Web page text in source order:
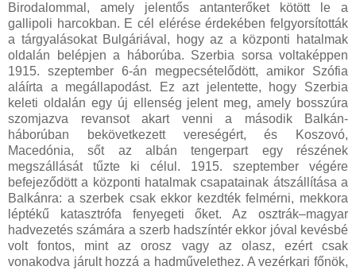
Birodalommal, amely jelentős antanterőket kötött le a
gallipoli harcokban. E cél elérése érdekében felgyorsították
a tárgyalásokat Bulgáriával, hogy az a központi hatalmak
oldalán belépjen a háborúba. Szerbia sorsa voltaképpen
1915. szeptember 6-án megpecsételődött, amikor Szófia
aláírta a megállapodást. Ez azt jelentette, hogy Szerbia
keleti oldalán egy új ellenség jelent meg, amely bosszúra
szomjazva revansot akart venni a második Balkán-
háborúban bekövetkezett vereségért, és Koszovó,
Macedónia, sőt az albán tengerpart egy részének
megszállását tűzte ki célul. 1915. szeptember végére
befejeződött a központi hatalmak csapatainak átszállítása a
Balkánra: a szerbek csak ekkor kezdték felmérni, mekkora
léptékű katasztrófa fenyegeti őket. Az osztrák–magyar
hadvezetés számára a szerb hadszíntér ekkor jóval kevésbé
volt fontos, mint az orosz vagy az olasz, ezért csak
vonakodva járult hozzá a hadművelethez. A vezérkari főnök,